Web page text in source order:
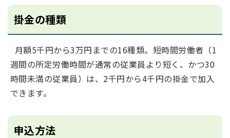
掛金の種類
月額5千円から3万円までの16種類。短時間労働者（1
週間の所定労働時間が通常の従業員より短く、かつ30
時間未満の従業員）は、2千円から4千円の掛金で加入
できます。
申込方法